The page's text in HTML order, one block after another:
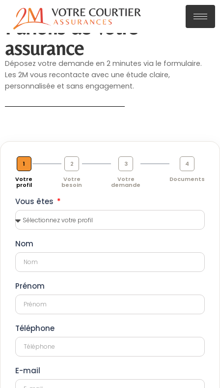
Parlons de votre
assurance
Déposez votre demande en 2 minutes via le formulaire.
Les 2M vous recontacte avec une étude claire,
personnalisée et sans engagement.
1
Votre
profil
2
Votre
besoin
3
Votre
demande
4
Documents
Vous êtes
Nom
Prénom
Téléphone
E-mail